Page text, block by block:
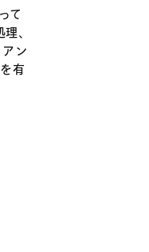
て
、
ン
有